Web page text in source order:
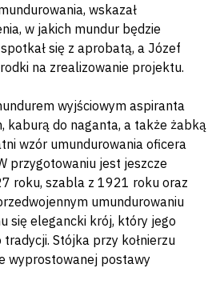
wskazał
w jakich mundur będzie
się z aprobatą, a Józef
na zrealizowanie projektu.
wyjściowym aspiranta
kaburą do naganta, a także żabką
wzór umundurowania oficera
przygotowaniu jest jeszcze
roku, szabla z 1921 roku oraz
umundurowaniu
się elegancki krój, który jego
Stójka przy kołnierzu
wyprostowanej postawy